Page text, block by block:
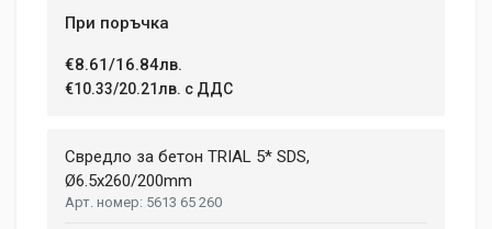
При поръчка
€8.61/16.84лв.
€10.33/20.21лв. с ДДС
Свредло за бетон TRIAL 5* SDS,
Ø6.5x260/200mm
5613 65 260